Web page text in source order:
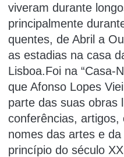
viveram durante
principalmente
quentes, de Abril a
as estadias na casa
Lisboa.Foi na “Casa-
que Afonso Lopes
parte das suas obras
conferências,
nomes das artes e
princípio do século